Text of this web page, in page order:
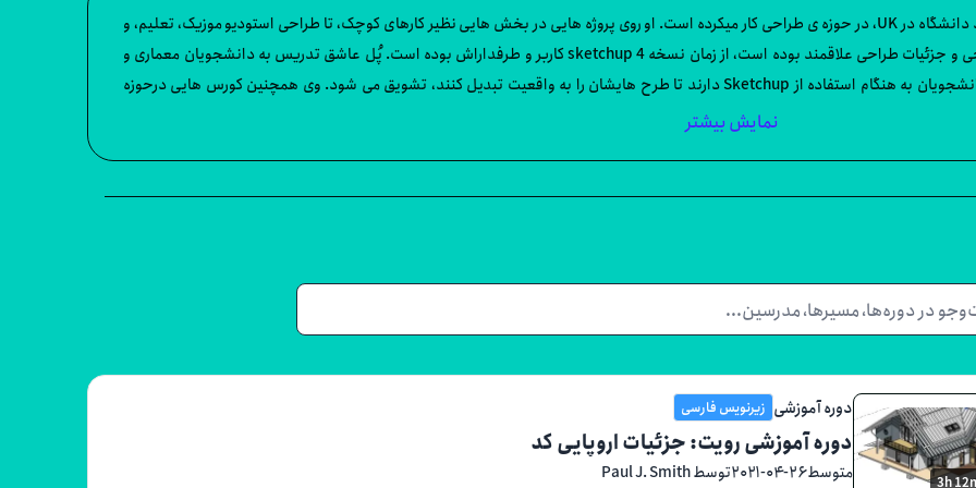
پل جی. اسمیت ، بیش از 25 سال پیش از گرفتنِ منصبِ استاد دانشگاه در UK، در حوزه ی طراحی کار میکرده است. او روی پروژه هایی در بخش هایی نظیر کارهای کوچک، تا طراحی استودیو موزیک، تعلیم، و
طراحی تبلیغاتی و محلی کارکرده است. او که همیشه به طراحی و جزئیات طراحی علاقمند بوده است، از زمان نسخه 4 sketchup کاربر و طرفداراش بوده است. پُل عاشق تدریس به دانشجویان معماری و
مهندسی درباره روند طراحی است و همیشه با اشتیاقی که دانشجویان به هنگام استفاده از Sketchup دارند تا طرح هایشان را به واقعیت تبدیل کنند، تشویق می شود. وی همچنین کورس هایی درحوزه
نمایش بیشتر
3h
دوره آموزشی زیرنویس فارسی
دوره آموزشی رویت: جزئیات اروپایی کد
متوسط۲۰۲۱-۰۴-۲۶توسط Paul J. Smith